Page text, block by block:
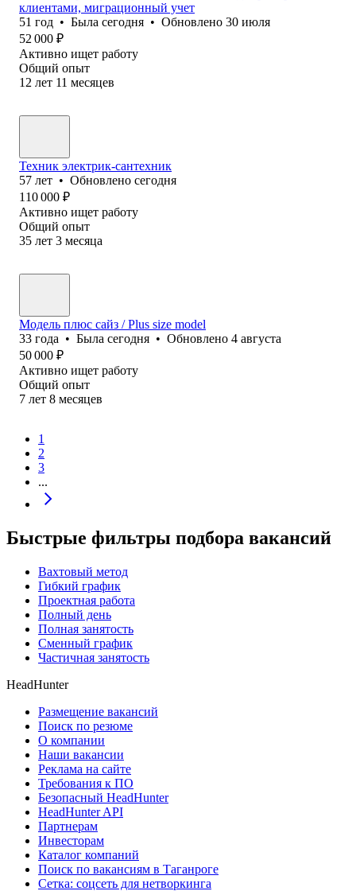
клиентами, миграционный учет
51 год • Была сегодня • Обновлено 30 июля
52 000 ₽
Активно ищет работу
Общий опыт
12 лет 11 месяцев
Техник электрик-сантехник
57 лет • Обновлено сегодня
110 000 ₽
Активно ищет работу
Общий опыт
35 лет 3 месяца
Модель плюс сайз / Plus size model
33 года • Была сегодня • Обновлено 4 августа
50 000 ₽
Активно ищет работу
Общий опыт
7 лет 8 месяцев
1
2
3
...
Быстрые фильтры подбора вакансий
Вахтовый метод
Гибкий график
Проектная работа
Полный день
Полная занятость
Сменный график
Частичная занятость
HeadHunter
Размещение вакансий
Поиск по резюме
О компании
Наши вакансии
Реклама на сайте
Требования к ПО
Безопасный HeadHunter
HeadHunter API
Партнерам
Инвесторам
Каталог компаний
Поиск по вакансиям в Таганроге
Сетка: соцсеть для нетворкинга